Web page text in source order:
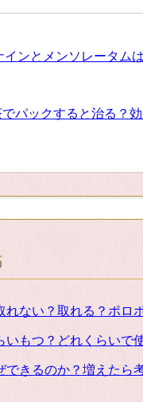
インとメンソレータム
パックすると治る？
れない？取れる？ポロ
いもつ？どれくらいで
できるのか？増えたら